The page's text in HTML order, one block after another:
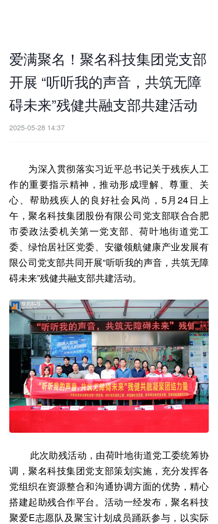
爱满聚名！聚名科技集团党支部
开展 “听听我的声音，共筑无障
碍未来”残健共融支部共建活动
2025-05-28 14:37
为深入贯彻落实习近平总书记关于残疾人工
作的重要指示精神，推动形成理解、尊重、关
心、帮助残疾人的良好社会风尚，5月24日上
午，聚名科技集团股份有限公司党支部联合合肥
市委政法委机关第一党支部、荷叶地街道党工
委、绿怡居社区党委、安徽领航健康产业发展有
限公司党支部共同开展“听听我的声音，共筑无障
碍未来”残健共融支部共建活动。
此次助残活动，由荷叶地街道党工委统筹协
调，聚名科技集团党支部策划实施，充分发挥各
党组织在资源整合和沟通协调方面的优势，精心
搭建起助残合作平台。 活动一经发布，聚名科技
聚爱E志愿队及聚宝计划成员踊跃参与，以实际